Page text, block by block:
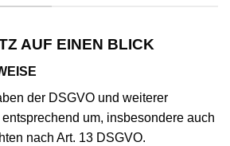
AUF EINEN BLICK
der DSGVO und weiterer
um, insbesondere auch
nach Art. 13 DSGVO.